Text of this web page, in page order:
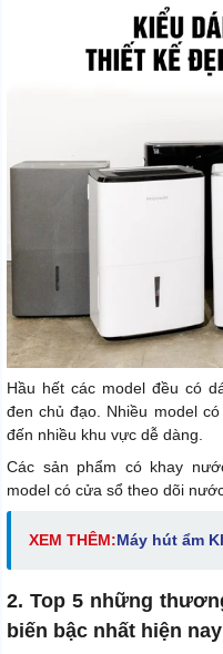
Hầu hết các model đều có
đen chủ đạo. Nhiều model
đến nhiều khu vực dễ dàng.
Các sản phẩm có khay
model có cửa sổ theo dõi
XEM THÊM:Máy hút ẩm
2. Top 5 những
biến bậc nhất hiện nay